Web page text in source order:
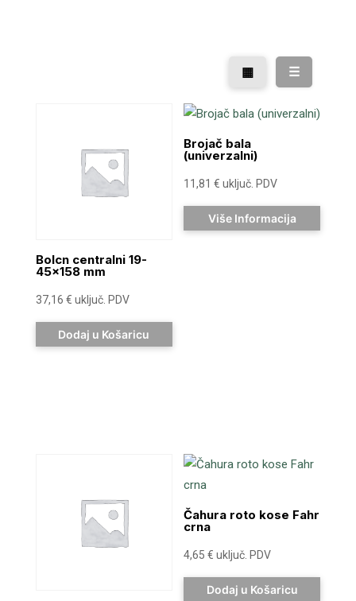
▦ ☰
Bolcn centralni 19-
45×158 mm
37,16 € uključ. PDV
Dodaj u Košaricu
Brojač bala
(univerzalni)
11,81€ uključ. PDV
Više Informacija
Čahura roto kose Fahr
crna
4,65€ uključ. PDV
Dodaj u Košaricu